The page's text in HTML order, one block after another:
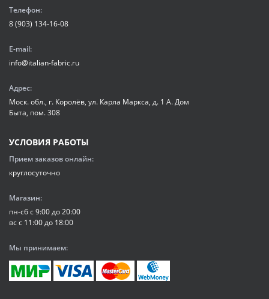
Телефон:
8 (903) 134-16-08
E-mail:
info@italian-fabric.ru
Адрес:
Моск. обл., г. Королёв, ул. Карла Маркса, д. 1 А. Дом
Быта, пом. 308
УСЛОВИЯ РАБОТЫ
Прием заказов онлайн:
круглосуточно
Магазин:
пн-сб с 9:00 до 20:00
вс с 11:00 до 18:00
Мы принимаем: